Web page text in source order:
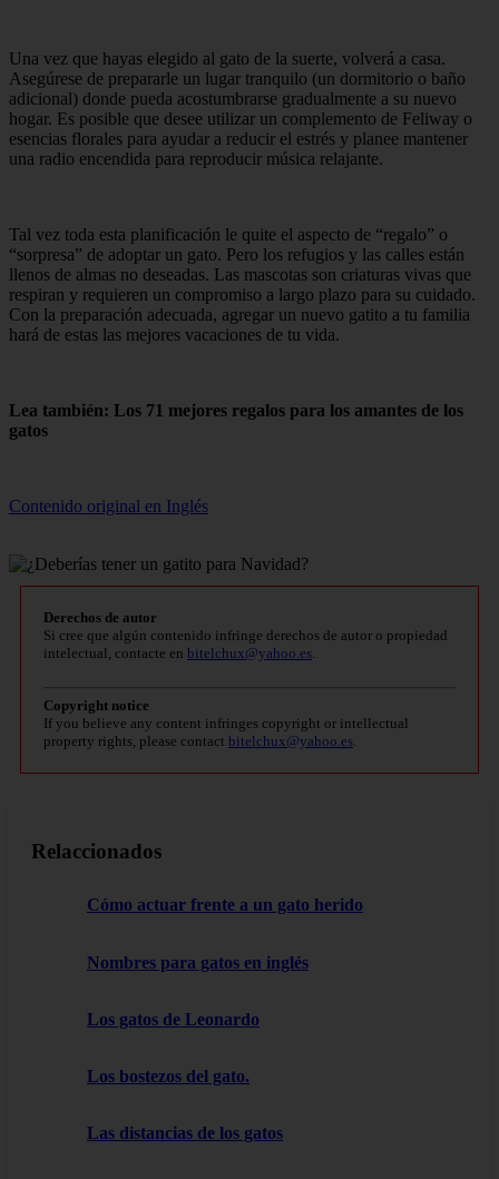
Una vez que hayas elegido al gato de la suerte, volverá a casa.
Asegúrese de prepararle un lugar tranquilo (un dormitorio o baño
adicional) donde pueda acostumbrarse gradualmente a su nuevo
hogar. Es posible que desee utilizar un complemento de Feliway o
esencias florales para ayudar a reducir el estrés y planee mantener
una radio encendida para reproducir música relajante.
Tal vez toda esta planificación le quite el aspecto de “regalo” o
“sorpresa” de adoptar un gato. Pero los refugios y las calles están
llenos de almas no deseadas. Las mascotas son criaturas vivas que
respiran y requieren un compromiso a largo plazo para su cuidado.
Con la preparación adecuada, agregar un nuevo gatito a tu familia
hará de estas las mejores vacaciones de tu vida.
Lea también: Los 71 mejores regalos para los amantes de los
gatos
Contenido original en Inglés
Derechos de autor
Si cree que algún contenido infringe derechos de autor o propiedad
intelectual, contacte en bitelchux@yahoo.es
Copyright notice
If you believe any content infringes copyright or intellectual
property rights, please contact bitelchux@yahoo.es
Relaccionados
Cómo actuar frente a un gato herido
Nombres para gatos en inglés
Los gatos de Leonardo
Los bostezos del gato.
Las distancias de los gatos